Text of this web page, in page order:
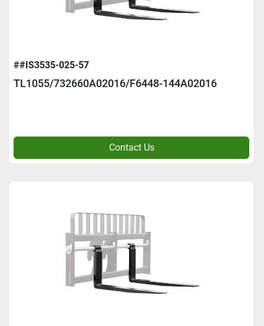
##IS3535-025-57
TL1055/732660A02016/F6448-144A02016
Contact Us